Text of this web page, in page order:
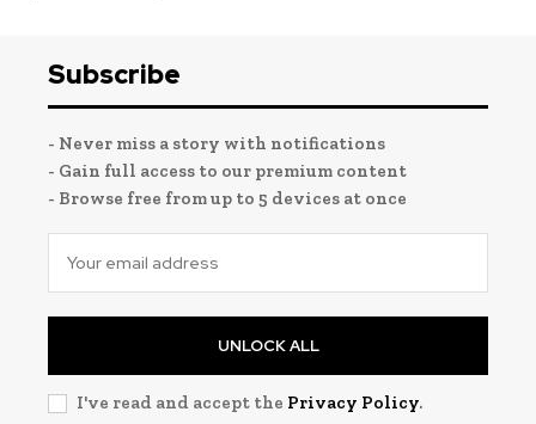
Subscribe
- Never miss a story with notifications
- Gain full access to our premium content
- Browse free from up to 5 devices at once
UNLOCK ALL
I've read and accept the Privacy Policy.